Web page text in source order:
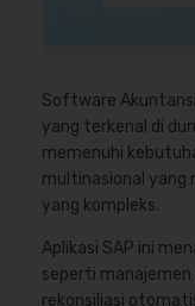
Software Akuntansi
yang terkenal di
memenuhi
multinasional yang
yang kompleks.
Aplikasi SAP ini
seperti
rekonsiliasi